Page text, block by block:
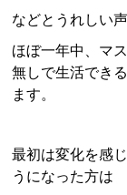
などとうれしい
ほぼ一年中、マ
無しで生活でき
ます。
最初は変化を感
うになった方は